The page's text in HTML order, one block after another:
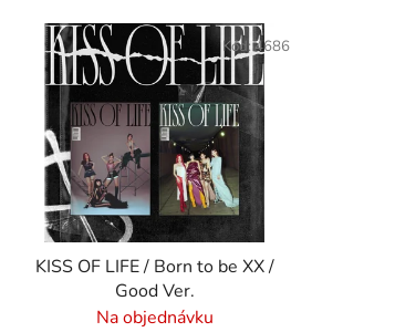
e
n
i
e
p
r
o
d
u
KISS OF LIFE / Born to be XX /
Good Ver.
Na objednávku
Kód:4686